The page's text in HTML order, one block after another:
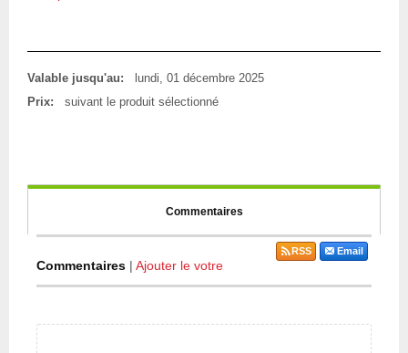
Valable jusqu'au:
lundi, 01 décembre 2025
Prix:
suivant le produit sélectionné
Commentaires
Commentaires | Ajouter le votre
Email
RSS